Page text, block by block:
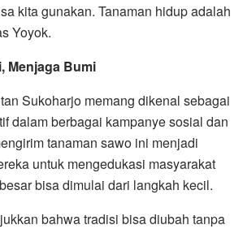
kita gunakan. Tanaman hidup adalah
Yoyok.
Menjaga Bumi
Sukoharjo memang dikenal sebagai
dalam berbagai kampanye sosial dan
tanaman sawo ini menjadi
untuk mengedukasi masyarakat
bisa dimulai dari langkah kecil.
bahwa tradisi bisa diubah tanpa